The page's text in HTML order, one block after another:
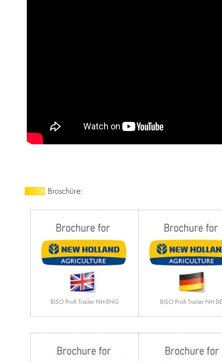
Broschüre:
BISO Profi Trailer NH ENG BISO Profi Trailer NH DE